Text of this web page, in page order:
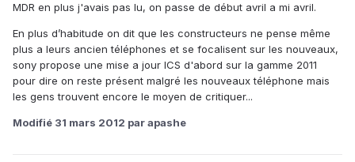
MDR en plus j'avais pas lu, on passe de début avril a mi avril.
En plus d’habitude on dit que les constructeurs ne pense même
plus a leurs ancien téléphones et se focalisent sur les nouveaux,
sony propose une mise a jour ICS d'abord sur la gamme 2011
pour dire on reste présent malgré les nouveaux téléphone mais
les gens trouvent encore le moyen de critiquer...
Modifié 31 mars 2012 par apashe